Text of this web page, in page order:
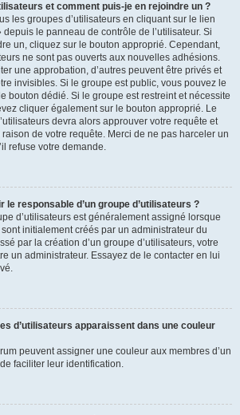
et comment puis-je en rejoindre un ?
les groupes d’utilisateurs en cliquant sur le lien
depuis le panneau de contrôle de l’utilisateur. Si
un, cliquez sur le bouton approprié. Cependant,
ne sont pas ouverts aux nouvelles adhésions.
une approbation, d’autres peuvent être privés et
invisibles. Si le groupe est public, vous pouvez le
bouton dédié. Si le groupe est restreint et nécessite
cliquer également sur le bouton approprié. Le
devra alors approuver votre requête et
de votre requête. Merci de ne pas harceler un
refuse votre demande.
le responsable d’un groupe d’utilisateurs ?
d’utilisateurs est généralement assigné lorsque
sont initialement créés par un administrateur du
par la création d’un groupe d’utilisateurs, votre
un administrateur. Essayez de le contacter en lui
d’utilisateurs apparaissent dans une couleur
peuvent assigner une couleur aux membres d’un
faciliter leur identification.